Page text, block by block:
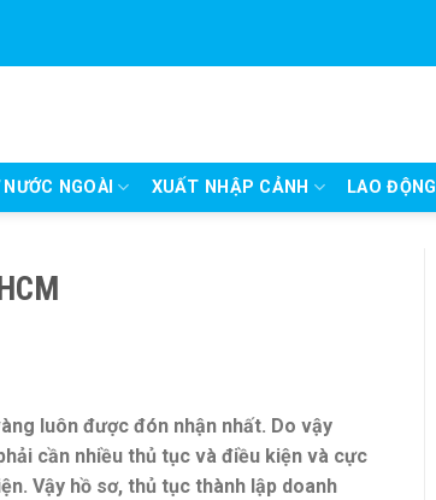
NGOÀI XUẤT NHẬP CẢNH LAO ĐỘNG
luôn được đón nhận nhất. Do vậy
cần nhiều thủ tục và điều kiện và cực
Vậy hồ sơ, thủ tục thành lập doanh